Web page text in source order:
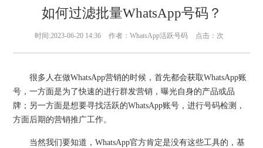
如何过滤批量WhatsApp号码？
时间:2023-06-20 14:36 作者：WhatsApp活跃号码 点击： 次
很多人在做WhatsApp营销的时候，首先都会获取WhatsApp账
号，一方面是为了快速的进行群发营销，曝光自身的产品或品
牌；另一方面是想要寻找活跃的WhatsApp账号，进行号码检测，
方面后期的营销推广工作。
当然我们要知道，WhatsApp官方肯定是没有这些工具的，基